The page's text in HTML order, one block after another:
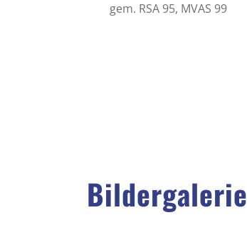
gem. RSA 95, MVAS 99
Bildergalerie